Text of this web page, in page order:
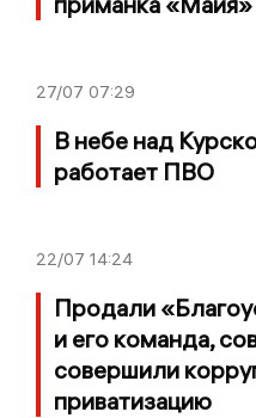
27/07 07:29
В небе над
работает ПВО
22/07 14:24
Продали
и его команда,
совершили
приватизацию